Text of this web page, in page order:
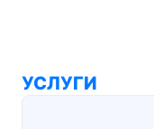
УСЛУГИ